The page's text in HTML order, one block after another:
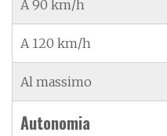
A 90 km/h
A 120 km/h
Al massimo
Autonomia